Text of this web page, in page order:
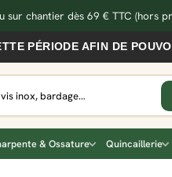
sur chantier dès 69 € TTC (hors
AFIN DE POUVOIR
& Ossature Quincaillerie